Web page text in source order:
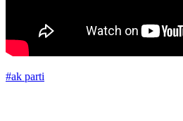
#ak parti